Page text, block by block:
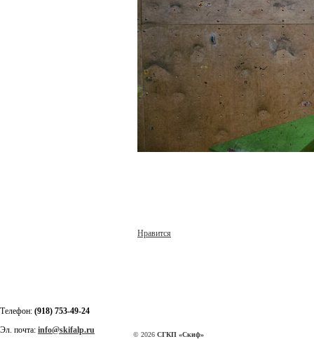
Нравится
Телефон: (918) 753-49-24
Эл. почта: info@skifalp.ru © 2026 СГКП «Скиф»